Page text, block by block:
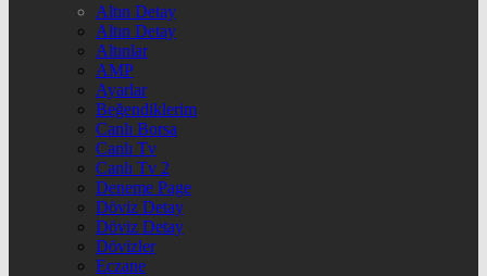
Altın Detay
Altın Detay
Altınlar
AMP
Ayarlar
Beğendiklerim
Canlı Borsa
Canlı Tv
Canlı Tv 2
Deneme Page
Döviz Detay
Döviz Detay
Dövizler
Eczane